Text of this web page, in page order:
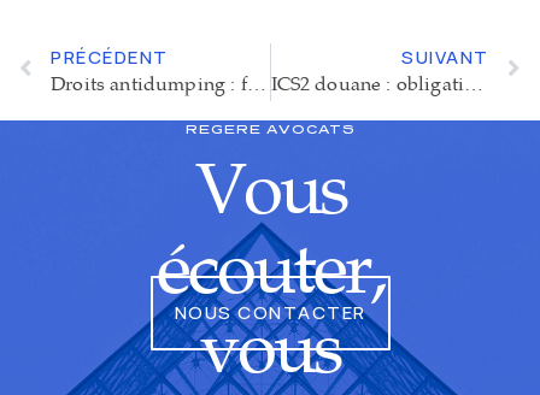
PRÉCÉDENT
Droits antidumping : fonctionnement, risques et contestation pour les importateurs
SUIVANT
ICS2 douane : obligations, risques et mise en conformité pour les entreprises
REGERE AVOCATS
Vous
écouter,
vous
NOUS CONTACTER